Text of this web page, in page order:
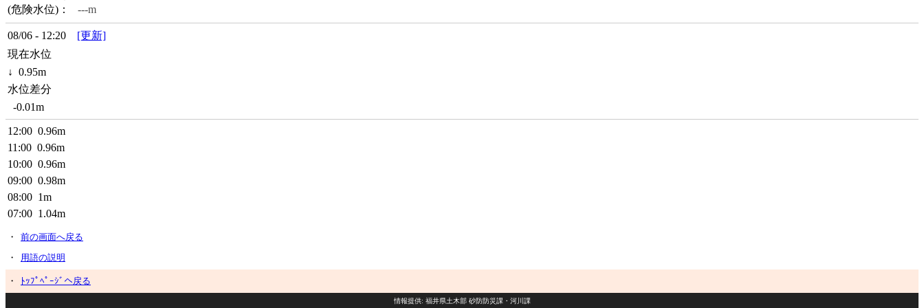
(危険水位)：
---m
08/06 - 12:20 [更新]
現在水位
↓ 0.95m
水位差分
-0.01m
12:00 0.96m
11:00 0.96m
10:00 0.96m
09:00 0.98m
08:00 1m
07:00 1.04m
・
前の画面へ戻る
・
用語の説明
・ ﾄｯﾌﾟﾍﾟｰｼﾞへ戻る
情報提供: 福井県土木部 砂防防災課・河川課